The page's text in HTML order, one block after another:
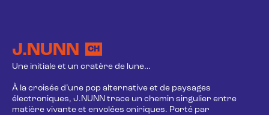
J.NUNN
CH
Une initiale et un cratère de lune…
À la croisée d’une pop alternative et de paysages
électroniques, J.NUNN trace un chemin singulier entre
matière vivante et envolées oniriques. Porté par